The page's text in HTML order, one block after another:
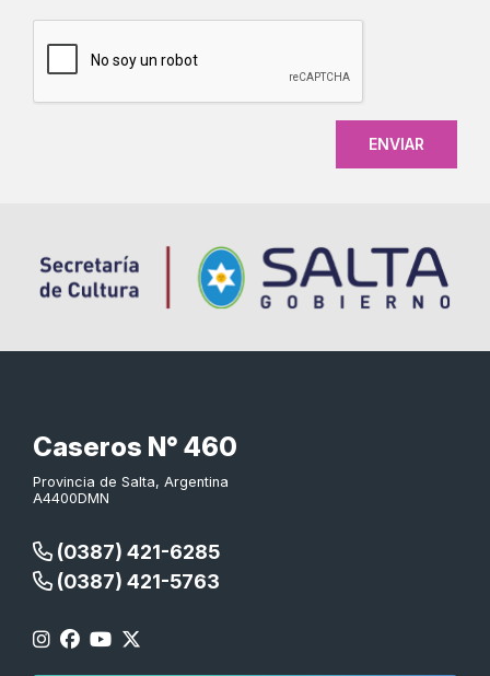
CAPTCHA
Caseros N° 460
Provincia de Salta, Argentina
A4400DMN
(0387) 421-6285
(0387) 421-5763